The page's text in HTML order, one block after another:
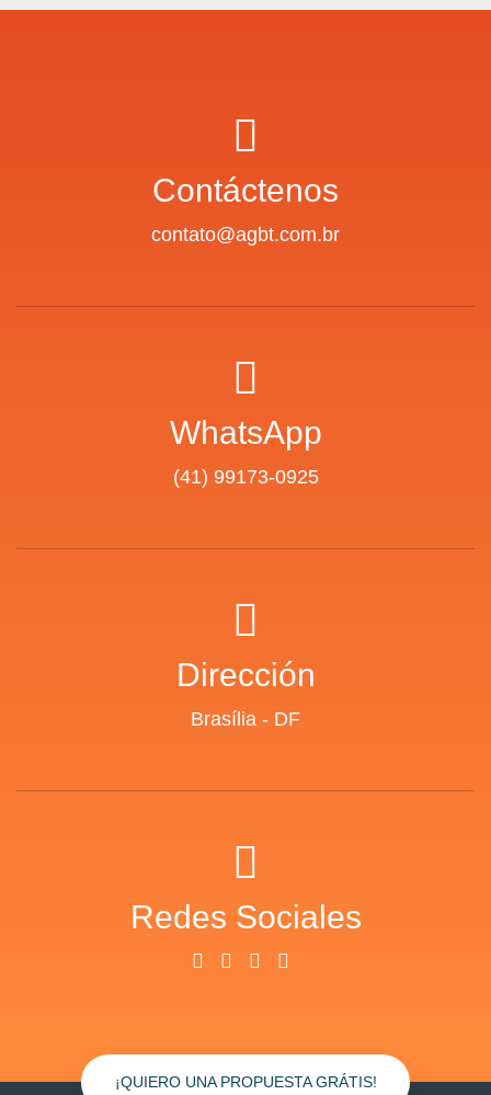
Contáctenos
contato@agbt.com.br
WhatsApp
(41) 99173-0925
Dirección
Brasília - DF
Redes Sociales
¡QUIERO UNA PROPUESTA GRÁTIS!